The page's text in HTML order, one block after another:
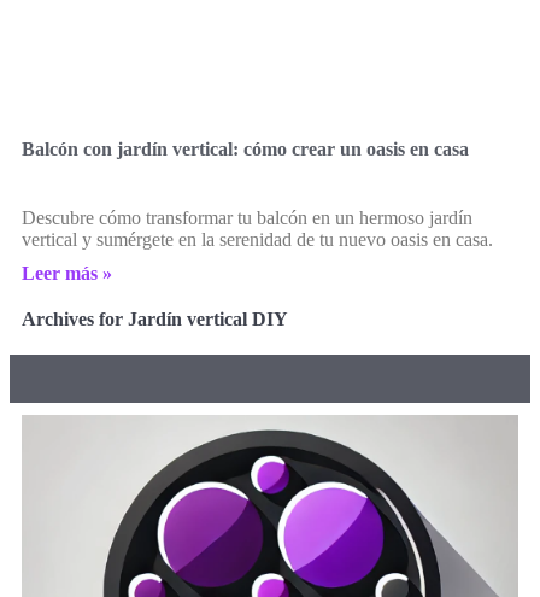
Balcón con jardín vertical: cómo crear un oasis en casa
Descubre cómo transformar tu balcón en un hermoso jardín
vertical y sumérgete en la serenidad de tu nuevo oasis en casa.
Leer más »
Archives for Jardín vertical DIY